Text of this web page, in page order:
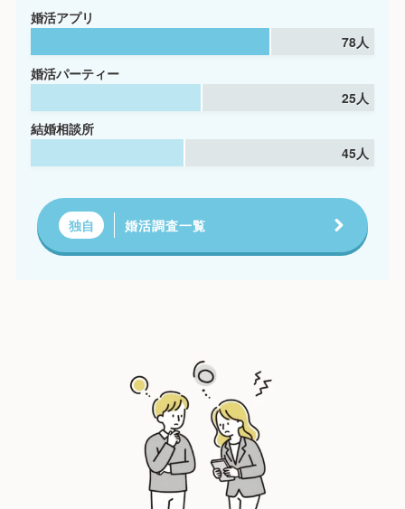
婚活アプリ
78人
婚活パーティー
25人
結婚相談所
45人
独自 婚活調査一覧